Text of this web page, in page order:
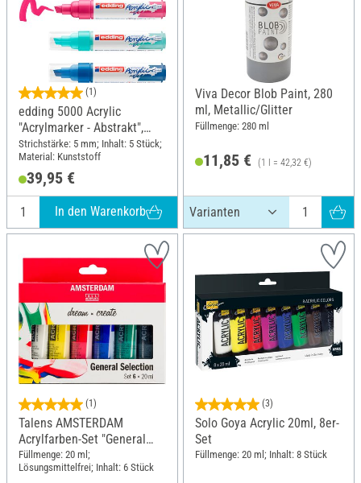
(1)
edding 5000 Acrylic
"Acrylmarker - Abstrakt",
Breit, 5er-Set
Strichstärke: 5 mm; Inhalt: 5 Stück;
Material: Kunststoff
39,95 €
In den Warenkorb
Viva Decor Blob Paint, 280
ml, Metallic/Glitter
Füllmenge: 280 ml
11,85 € (1 l = 42,32 €)
(1)
Talens AMSTERDAM
Acrylfarben-Set "General
Selection 6"
Füllmenge: 20 ml;
Lösungsmittelfrei; Inhalt: 6 Stück
(3)
Solo Goya Acrylic 20ml, 8er-
Set
Füllmenge: 20 ml; Inhalt: 8 Stück